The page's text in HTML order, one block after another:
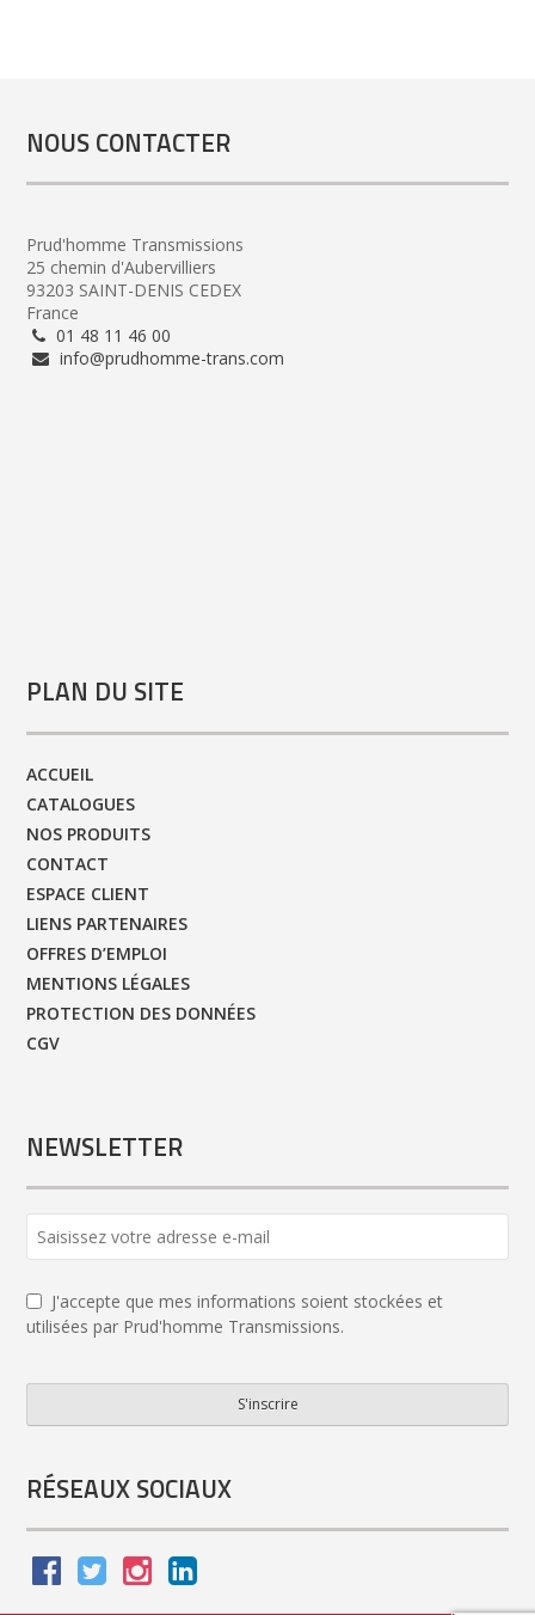
NOUS CONTACTER
Prud'homme Transmissions
25 chemin d'Aubervilliers
93203 SAINT-DENIS CEDEX
France
01 48 11 46 00
info@prudhomme-trans.com
PLAN DU SITE
ACCUEIL
CATALOGUES
NOS PRODUITS
CONTACT
ESPACE CLIENT
LIENS PARTENAIRES
OFFRES D’EMPLOI
MENTIONS LÉGALES
PROTECTION DES DONNÉES
CGV
NEWSLETTER
J'accepte que mes informations soient stockées et
utilisées par Prud'homme Transmissions.
S'inscrire
Address *
RÉSEAUX SOCIAUX